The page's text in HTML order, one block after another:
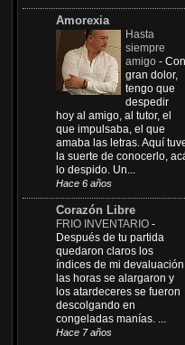
Amorexia
Hasta
siempre
amigo - Con
gran dolor,
tengo que
despedir
hoy al amigo, al tutor, el
que impulsaba, el que
amaba las letras. Aquí
la suerte de conocerlo,
lo despido. Un...
Hace 6 años
Corazón Libre
FRIO INVENTARIO -
Después de tu partida
quedaron claros los
índices de mi
las horas se alargaron y
los atardeceres se fueron
descolgando en
congeladas manías. ...
Hace 7 años